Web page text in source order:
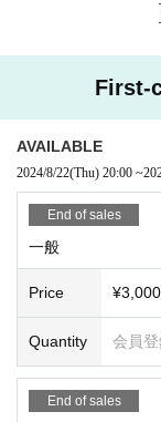
First-
AVAILABLE
2024/8/22(Thu) 20:00 ~
End of sales
一般
Price ¥3,000
Quantity 会員
End of sales